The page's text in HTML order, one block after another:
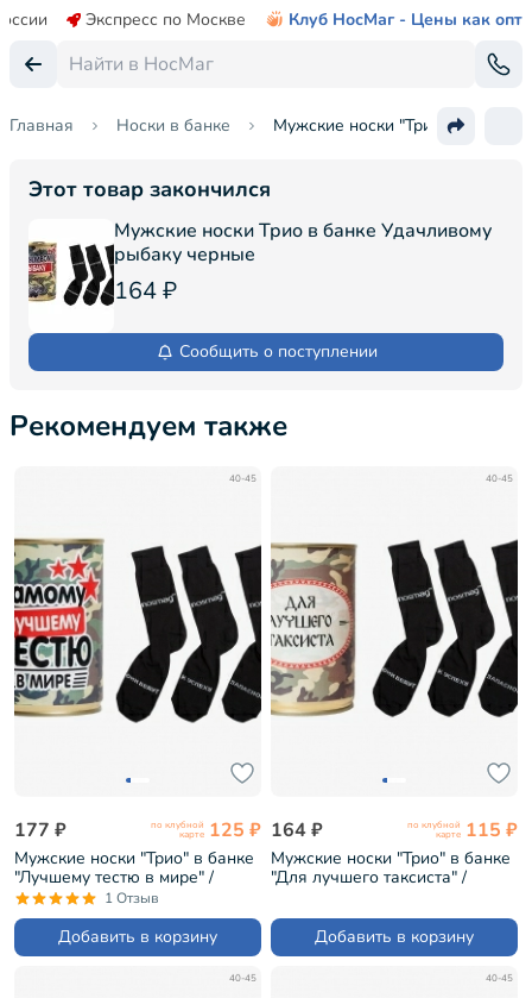
Экспресс по Москве Клуб НосМаг - Цены как опт
Главная Носки в банке Мужские носки "Трио" в банке
Этот товар закончился
Мужские носки Трио в банке Удачливому
рыбаку черные
164 ₽
Сообщить о поступлении
Рекомендуем также
40-45
177 ₽ по клубной
карте 125 ₽
Мужские носки "Трио" в банке
"Лучшему тестю в мире" /
черные (1БАН_7я)
1 Отзыв
Добавить в корзину
40-45
164 ₽ по клубной
карте 115 ₽
Мужские носки "Трио" в банке
"Для лучшего таксиста" /
Добавить в корзину
40-45 40-45